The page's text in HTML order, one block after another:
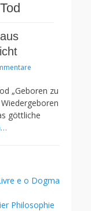
„Geboren zu
göttliche
e o Dogma
Philosophie